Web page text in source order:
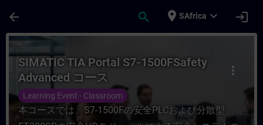
arrow_back search place SAfrica expand_more login
Course - SIMATIC TIA Portal S7-
more_vert
SIMATIC TIA Portal S7-1500FSafety
Advanced コース
Learning Event - Classroom
本コースでは、S7-1500Fの安全PLCおよび分散型